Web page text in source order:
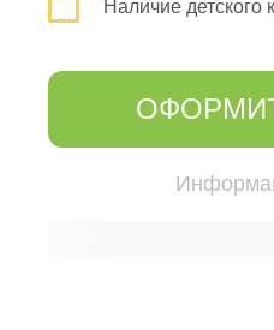
Наличие детского